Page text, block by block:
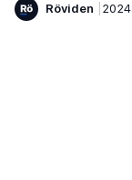
Röviden